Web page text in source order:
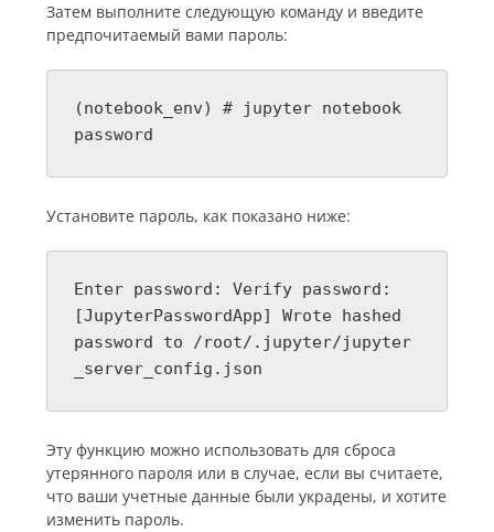
Затем выполните следующую команду и введите
предпочитаемый вами пароль:
(notebook_env) # jupyter notebook
password
Установите пароль, как показано ниже:
Enter password: Verify password:
[JupyterPasswordApp] Wrote hashed
password to /root/.jupyter/jupyter
_server_config.json
Эту функцию можно использовать для сброса
утерянного пароля или в случае, если вы считаете,
что ваши учетные данные были украдены, и хотите
изменить пароль.